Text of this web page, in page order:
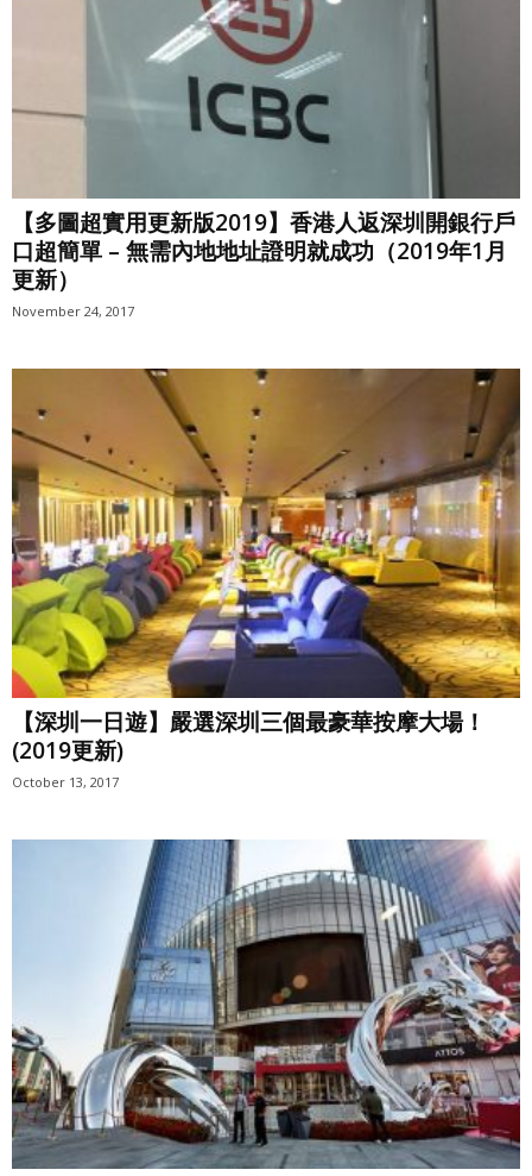
【多圖超實用更新版2019】香港人返深圳開銀行戶
口超簡單 – 無需內地地址證明就成功（2019年1月
更新）
November 24, 2017
【深圳一日遊】嚴選深圳三個最豪華按摩大場！
(2019更新)
October 13, 2017